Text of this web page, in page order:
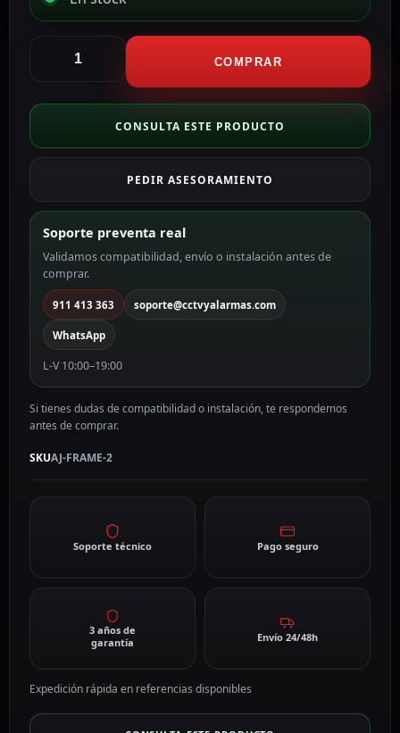
dos
Compatible
con
AJ-
FRAME-
cantidad
COMPRAR
CONSULTA ESTE PRODUCTO
PEDIR ASESORAMIENTO
Soporte preventa real
Validamos compatibilidad, envío o instalación antes de
comprar.
911 413 363 soporte@cctvyalarmas.com
WhatsApp
L-V 10:00–19:00
Si tienes dudas de compatibilidad o instalación, te respondemos
antes de comprar.
SKUAJ-FRAME-2
Soporte técnico Pago seguro
3 años de
garantía
Envío 24/48h
Expedición rápida en referencias disponibles